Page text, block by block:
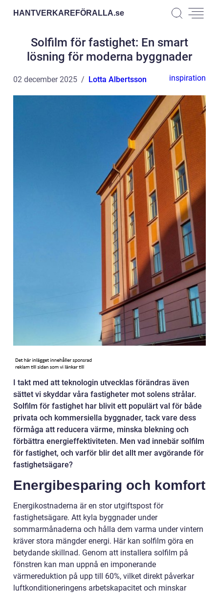
HANTVERKAREFÖRALLA.se
Solfilm för fastighet: En smart
lösning för moderna byggnader
02 december 2025 Lotta Albertsson inspiration
I takt med att teknologin utvecklas förändras även
sättet vi skyddar våra fastigheter mot solens strålar.
Solfilm för fastighet har blivit ett populärt val för både
privata och kommersiella byggnader, tack vare dess
förmåga att reducera värme, minska blekning och
förbättra energieffektiviteten. Men vad innebär solfilm
för fastighet, och varför blir det allt mer avgörande för
fastighetsägare?
Energibesparing och komfort
Energikostnaderna är en stor utgiftspost för
fastighetsägare. Att kyla byggnader under
sommarmånaderna och hålla dem varma under vintern
kräver stora mängder energi. Här kan solfilm göra en
betydande skillnad. Genom att installera solfilm på
fönstren kan man uppnå en imponerande
värmereduktion på upp till 60%, vilket direkt påverkar
luftkonditioneringens arbetskapacitet och minskar